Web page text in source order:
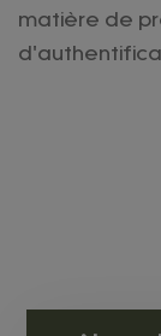
matière de